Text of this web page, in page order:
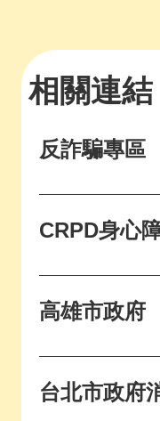
相關連結
反詐騙專區
CRPD身心
高雄市政府
台北市政府